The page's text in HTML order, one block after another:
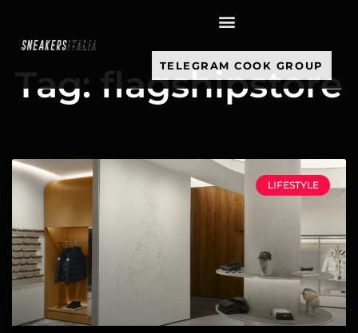
TELEGRAM COOK GROUP
Tag: flagshipstore
LIFESTYLE